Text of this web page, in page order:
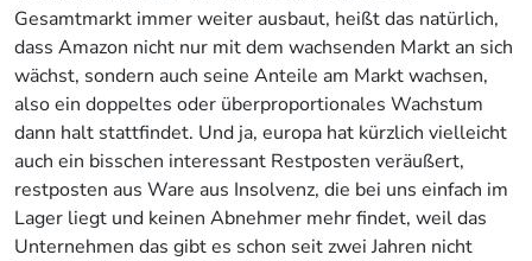
Gesamtmarkt immer weiter ausbaut, heißt das natürlich,
dass Amazon nicht nur mit dem wachsenden Markt an sich
wächst, sondern auch seine Anteile am Markt wachsen,
also ein doppeltes oder überproportionales Wachstum
dann halt stattfindet. Und ja, europa hat kürzlich vielleicht
auch ein bisschen interessant Restposten veräußert,
restposten aus Ware aus Insolvenz, die bei uns einfach im
Lager liegt und keinen Abnehmer mehr findet, weil das
Unternehmen das gibt es schon seit zwei Jahren nicht